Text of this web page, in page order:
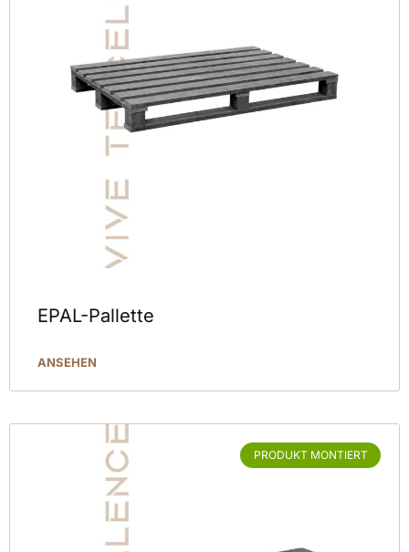
EPAL-Pallette
ANSEHEN
PRODUKT MONTIERT